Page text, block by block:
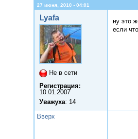
27 июня, 2010 - 04:01
Lyafa
Не в сети
Регистрация:
10.01.2007
Уважуха: 14
ну это
если
Вверх